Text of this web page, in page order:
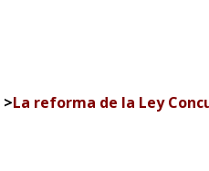
>La reforma de la Ley